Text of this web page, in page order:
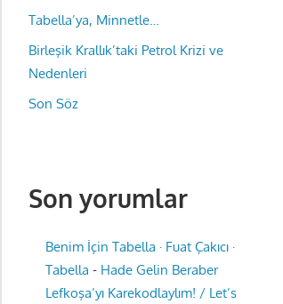
Tabella’ya, Minnetle…
Birleşik Krallık’taki Petrol Krizi ve
Nedenleri
Son Söz
Son yorumlar
Benim İçin Tabella · Fuat Çakıcı ·
Tabella - Hade Gelin Beraber
Lefkoşa’yı Karekodlaylım! / Let’s